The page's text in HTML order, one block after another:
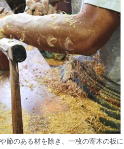
節のある材を除き、一枚の寄木の板に